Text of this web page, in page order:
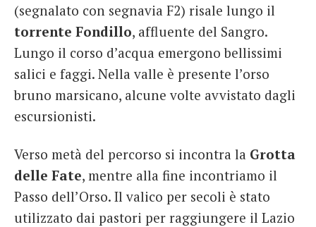
(segnalato con segnavia F2) risale lungo il
torrente Fondillo, affluente del Sangro.
Lungo il corso d’acqua emergono bellissimi
salici e faggi. Nella valle è presente l’orso
bruno marsicano, alcune volte avvistato dagli
escursionisti.
Verso metà del percorso si incontra la Grotta
delle Fate, mentre alla fine incontriamo il
Passo dell’Orso. Il valico per secoli è stato
utilizzato dai pastori per raggiungere il Lazio